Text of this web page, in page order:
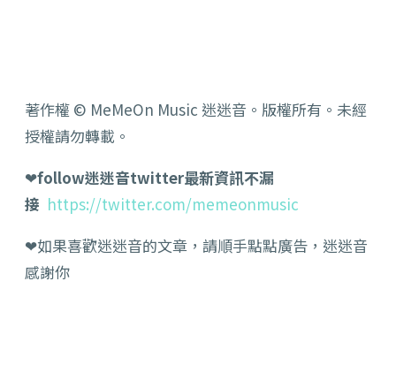
著作權 © MeMeOn Music 迷迷音。版權所有。未經
授權請勿轉載。
❤follow迷迷音twitter最新資訊不漏
接 https://twitter.com/memeonmusic
❤如果喜歡迷迷音的文章，請順手點點廣告，迷迷音
感謝你